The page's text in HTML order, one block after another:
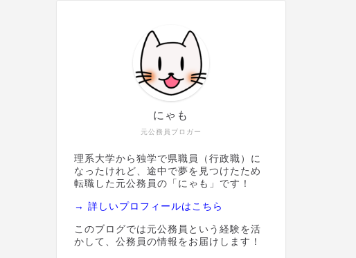
元公務員ブロガー
にゃも
理系大学から独学で県職員（行政職）に
なったけれど、途中で夢を見つけたため
転職した元公務員の「にゃも」です！
→ 詳しいプロフィールはこちら
このブログでは元公務員という経験を活
かして、公務員の情報をお届けします！